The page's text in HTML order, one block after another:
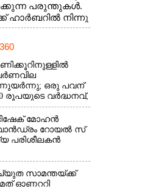
പരുന്തുകൾ.
ഹാർബറിൽ നിന്നു
ഒരു പവന്
രൂപയുടെ വർദ്ധനവ്,
സീസണിൽ
തിരിച്ചടി
മോഹൻ
റോയൽ സ്
പരിശീലകൻ
സാമന്തയ്ക്ക്
ഓണററി